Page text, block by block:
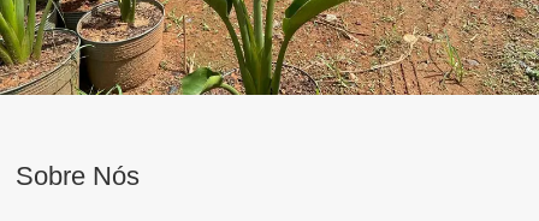
Sobre Nós